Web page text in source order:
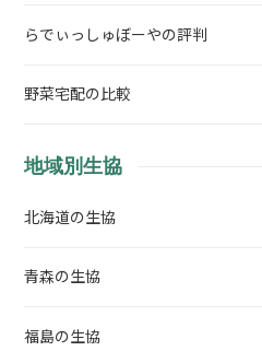
らでぃっしゅぼーやの評判
野菜宅配の比較
地域別生協
北海道の生協
青森の生協
福島の生協